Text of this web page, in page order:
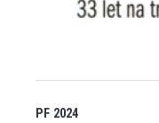
PF 2024